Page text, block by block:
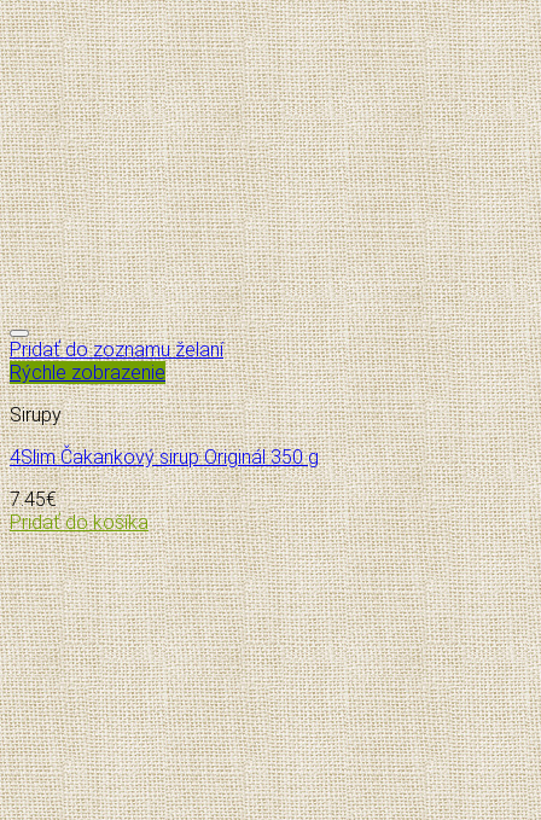
Pridať do zoznamu želaní
Rýchle zobrazenie
Sirupy
4Slim Čakankový sirup Originál 350 g
7.45€
Pridať do košíka